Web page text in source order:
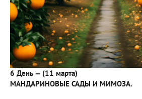
6 День — (11 марта)
МАНДАРИНОВЫЕ САДЫ И МИМОЗА.